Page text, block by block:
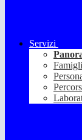
Servizi